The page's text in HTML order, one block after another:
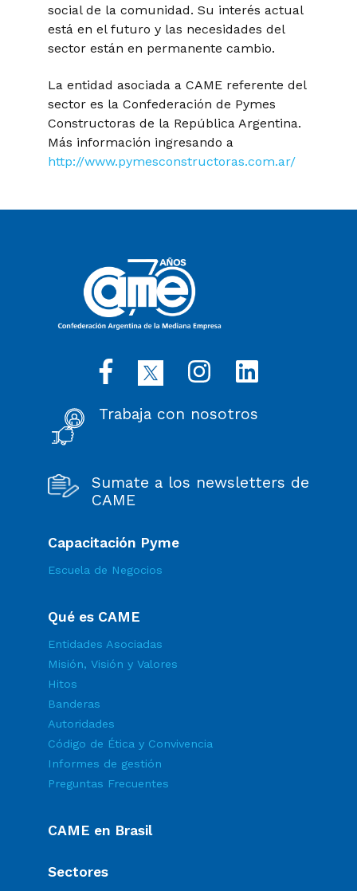
social de la comunidad. Su interés actual
está en el futuro y las necesidades del
sector están en permanente cambio.
La entidad asociada a CAME referente del
sector es la Confederación de Pymes
Constructoras de la República Argentina.
Más información ingresando a
http://www.pymesconstructoras.com.ar/
Trabaja con nosotros
Sumate a los newsletters de
CAME
Capacitación Pyme
Escuela de Negocios
Qué es CAME
Entidades Asociadas
Misión, Visión y Valores
Hitos
Banderas
Autoridades
Código de Ética y Convivencia
Informes de gestión
Preguntas Frecuentes
CAME en Brasil
Sectores